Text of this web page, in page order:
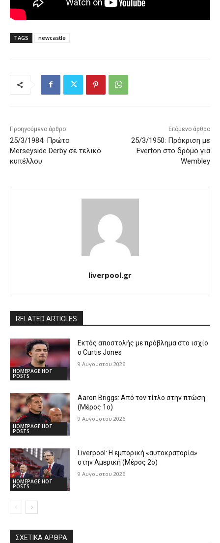
TAGS newcastle
Προηγούμενο άρθρο
25/3/1984: Πρώτο
Merseyside Derby σε τελικό
κυπέλλου
Επόμενο άρθρο
25/3/1950: Πρόκριση με
Everton στο δρόμο για
Wembley
liverpool.gr
RELATED ARTICLES
HOMEPAGE HOT
POSTS
Εκτός αποστολής με πρόβλημα στο ισχίο
ο Curtis Jones
9 Αυγούστου 2026
HOMEPAGE HOT
POSTS
Aaron Briggs: Από τον τίτλο στην πτώση
(Μέρος 1ο)
9 Αυγούστου 2026
HOMEPAGE HOT
POSTS
Liverpool: Η εμπορική «αυτοκρατορία»
στην Αμερική (Μέρος 2ο)
9 Αυγούστου 2026
ΣΧΕΤΙΚΆ ΆΡΘΡΑ